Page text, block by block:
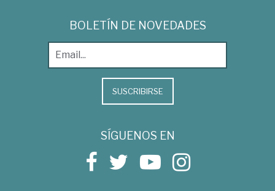
BOLETÍN DE NOVEDADES
SUSCRIBIRSE
SÍGUENOS EN